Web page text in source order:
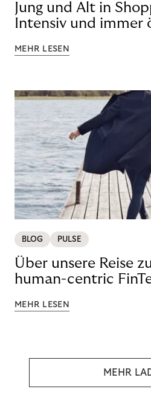
Jung und Alt in
Intensiv und immer
MEHR LESEN
BLOG PULSE
Über unsere Reise
human-centric
MEHR LESEN
MEHR